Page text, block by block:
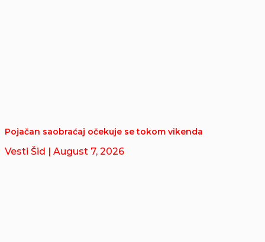
Pojačan saobraćaj očekuje se tokom vikenda
Vesti Šid | August 7, 2026